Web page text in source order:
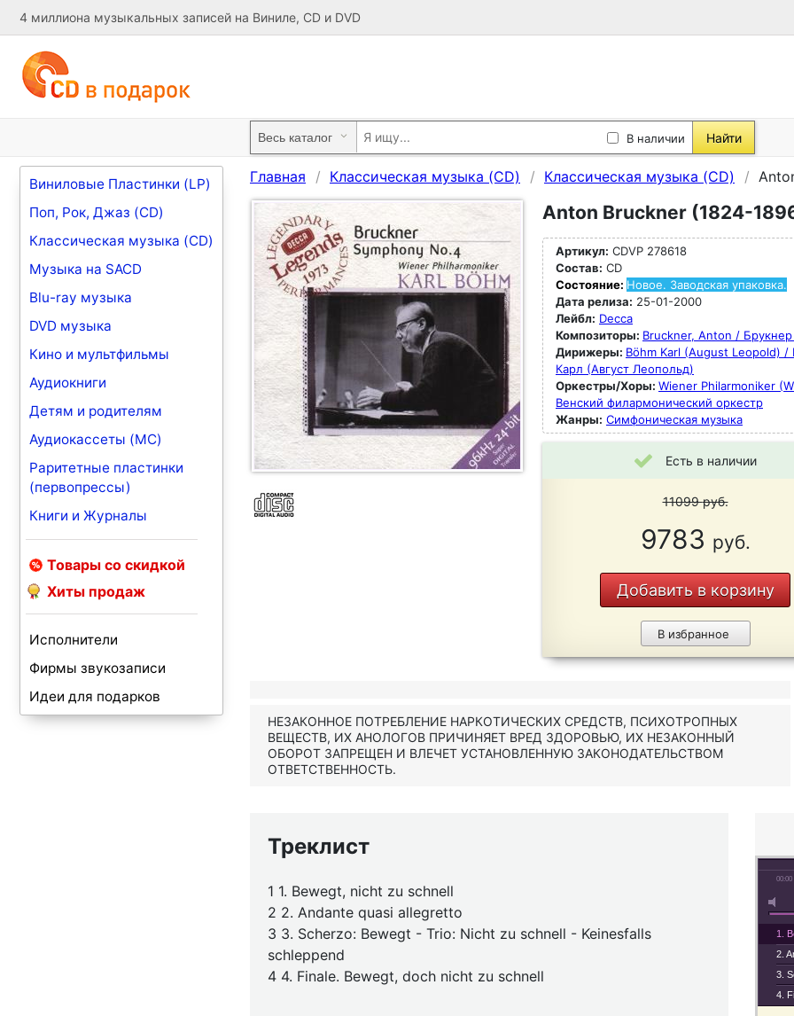
4 миллиона музыкальных записей на Виниле, CD и DVD
В наличии Найти
Виниловые Пластинки (LP)
Поп, Рок, Джаз (CD)
Классическая музыка (CD)
Музыка на SACD
Blu-ray музыка
DVD музыка
Кино и мультфильмы
Аудиокниги
Детям и родителям
Аудиокассеты (MC)
Раритетные пластинки
(первопрессы)
Книги и Журналы
Товары со скидкой
Хиты продаж
Исполнители
Фирмы звукозаписи
Идеи для подарков
Главная Классическая музыка (CD) Классическая музыка (CD)
Anton Bruckner (1824-
Артикул: CDVP 278618
Состав: CD
Состояние: Новое. Заводская упаковка.
Дата релиза: 25-01-2000
Лейбл: Decca
Композиторы: Bruckner, Anton /
Дирижеры: Böhm Karl (August Leopold)
Карл (Август Леопольд)
Оркестры/Хоры: Wiener Philarmoniker
Венский филармонический оркестр
Жанры: Симфоническая музыка
Есть в наличии
11099руб.
9783 руб.
Добавить в корзину
В избранное
НЕЗАКОННОЕ ПОТРЕБЛЕНИЕ НАРКОТИЧЕСКИХ СРЕДСТВ, ПСИХОТРОПНЫХ
ВЕЩЕСТВ, ИХ АНОЛОГОВ ПРИЧИНЯЕТ ВРЕД ЗДОРОВЬЮ, ИХ НЕЗАКОННЫЙ
ОБОРОТ ЗАПРЕЩЕН И ВЛЕЧЕТ УСТАНОВЛЕННУЮ ЗАКОНОДАТЕЛЬСТВОМ
ОТВЕТСТВЕННОСТЬ.
Треклист
1 1. Bewegt, nicht zu schnell
2 2. Andante quasi allegretto
3 3. Scherzo: Bewegt - Trio: Nicht zu schnell - Keinesfalls
schleppend
4 4. Finale. Bewegt, doch nicht zu schnell
00:00
1.
2.
3.
4.